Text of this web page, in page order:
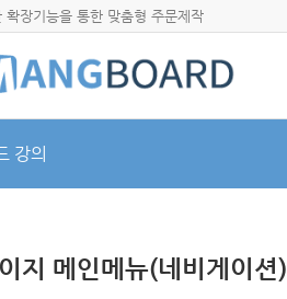
확장기능을 통한 맞춤형 주문제작
강의
지 메인메뉴(네비게이션